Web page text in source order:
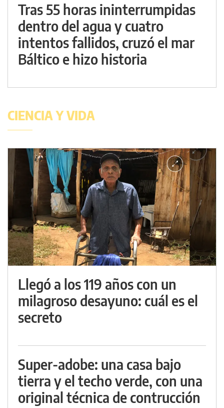
Tras 55 horas ininterrumpidas
dentro del agua y cuatro
intentos fallidos, cruzó el mar
Báltico e hizo historia
CIENCIA Y VIDA
Llegó a los 119 años con un
milagroso desayuno: cuál es el
secreto
Super-adobe: una casa bajo
tierra y el techo verde, con una
original técnica de contrucción